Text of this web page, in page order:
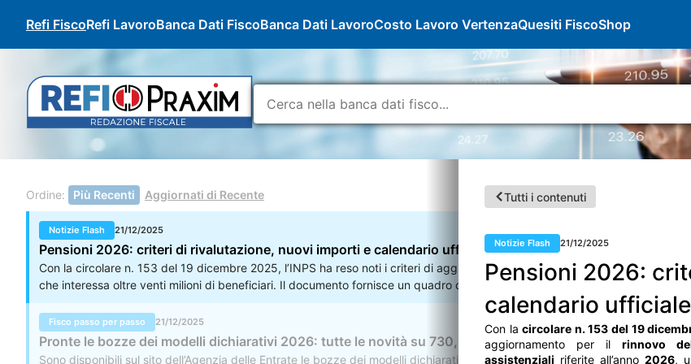
Refi FiscoRefi LavoroBanca Dati FiscoBanca Dati LavoroCosto Lavoro VertenzaQuesiti FiscoShop
Tutti i contenuti
Notizie Flash 21/12/2025
Pensioni 2026:
calendario
Con lacircolare n. 153 del 19
aggiornamento per il rinnovo
assistenziali riferite all’anno 2026,
Ordine: Più Recenti Aggiornati di Recente
Notizie Flash 21/12/2025
Pensioni 2026: criteri di rivalutazione, nuovi importi e calendario ufficiale dei pagamenti
Con la circolare n. 153 del 19 dicembre 2025, l’INPS ha reso noti i criteri di aggiornamento per il rinnovo delle pensioni e
che interessa oltre venti milioni di beneficiari. Il documento fornisce un quadro completo e dettagliato delle attività
annuale, gli importi aggiornati dei trattamenti minimi, le soglie reddituali per l’accesso alle prestazioni collegate al reddito
Fisco passo per passo 21/12/2025
Pronte le bozze dei modelli dichiarativi 2026: tutte le novità su 730, Redditi, Iva, Irap, Cu e 770
Sono disponibili sul sito dell’Agenzia delle Entrate le bozze dei modelli dichiarativi 2026, relativi all’anno d’imposta 2025.